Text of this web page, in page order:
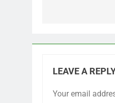
LEAVE A
Your email